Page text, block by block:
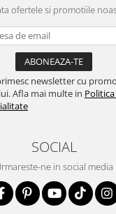
ofertele si promotiile
newsletter cu
Afla mai multe in
SOCIAL
ne in social media